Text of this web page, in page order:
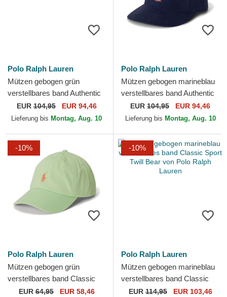
Polo Ralph Lauren
Mützen gebogen grün
verstellbares band Authentic
Baseball von Polo Ralph
Lauren
EUR104,95 EUR 94,46
Lieferung bis Montag, Aug. 10
Polo Ralph Lauren
Mützen gebogen marineblau
verstellbares band Authentic
Baseball von Polo Ralph
Lauren
EUR 104,95 EUR 94,46
Lieferung bis Montag, Aug. 10
-10%
Polo Ralph Lauren
Mützen gebogen grün
verstellbares band Classic
Sport Twill von Polo Ralph
EUR64,95 EUR 58,46
-10%
Polo Ralph Lauren
Mützen gebogen marineblau
verstellbares band Classic
Sport Twill Bear von Polo
EUR114,95 EUR 103,46